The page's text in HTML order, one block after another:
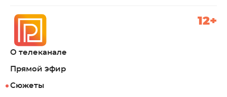
О телеканале
Прямой эфир
Сюжеты
12+